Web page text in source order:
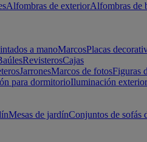
Alfombras de exteriorAlfombras de
a manoMarcosPlacas
RevisterosCajas
JarronesMarcos de fotosFiguras
para dormitorioIluminación exterior
Mesas de jardínConjuntos de sofás